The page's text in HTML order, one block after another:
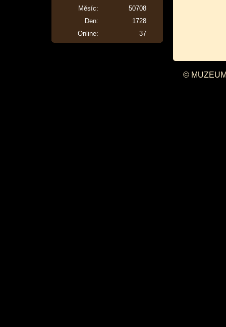
Online: 37
Měsíc:
50708
Den:
1728
©